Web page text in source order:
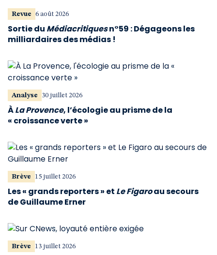
Revue 6 août 2026
Sortie du Médiacritiquesn°59 : Dégageons les
milliardaires des médias !
Analyse 30 juillet 2026
ÀLa Provence, l’écologie au prisme de la
« croissance verte »
Brève 15 juillet 2026
Les « grands reporters » et Le Figaroau secours
de Guillaume Erner
Brève 13 juillet 2026